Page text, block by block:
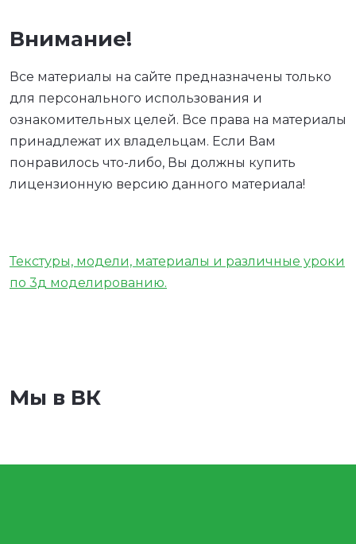
Внимание!
Все материалы на сайте предназначены только
для персонального использования и
ознакомительных целей. Все права на материалы
принадлежат их владельцам. Если Вам
понравилось что-либо, Вы должны купить
лицензионную версию данного материала!
Текстуры, модели, материалы и различные уроки
по 3д моделированию.
Мы в ВК